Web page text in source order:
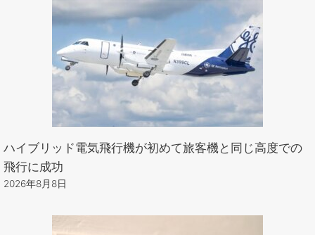
ハイブリッド電気飛行機が初めて旅客機と同じ高度での
飛行に成功
2026年8月8日